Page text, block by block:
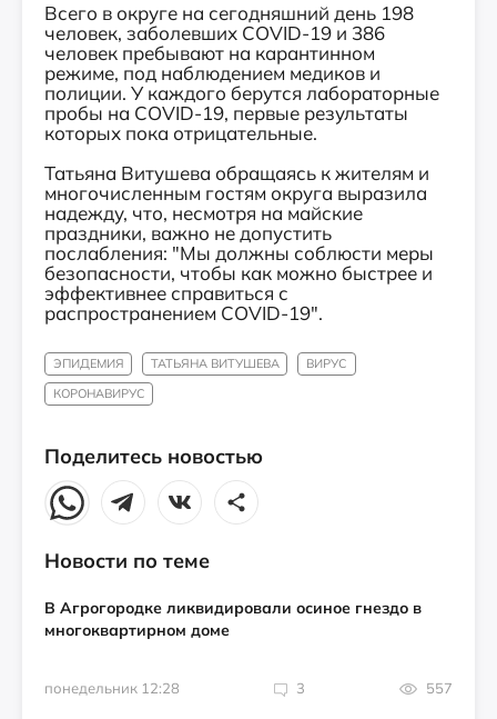
Всего в округе на сегодняшний день 198
человек, заболевших COVID-19 и 386
человек пребывают на карантинном
режиме, под наблюдением медиков и
полиции. У каждого берутся лабораторные
пробы на COVID-19, первые результаты
которых пока отрицательные. ⠀⠀
Татьяна Витушева обращаясь к жителям и
многочисленным гостям округа выразила
надежду, что, несмотря на майские
праздники, важно не допустить
послабления: "Мы должны соблюсти меры
безопасности, чтобы как можно быстрее и
эффективнее справиться с
распространением COVID-19".
ЭПИДЕМИЯ ТАТЬЯНА ВИТУШЕВА
ВИРУС
КОРОНАВИРУС
Поделитесь новостью
Новости по теме
В Агрогородке ликвидировали осиное гнездо в
многоквартирном доме
понедельник 12:28 3 557